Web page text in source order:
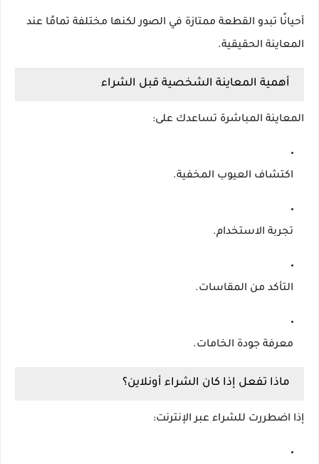
أحيانًا تبدو القطعة ممتازة في الصور لكنها مختلفة تمامًا عند
المعاينة الحقيقية.
أهمية المعاينة الشخصية قبل الشراء
المعاينة المباشرة تساعدك على:
اكتشاف العيوب المخفية.
تجربة الاستخدام.
التأكد من المقاسات.
معرفة جودة الخامات.
ماذا تفعل إذا كان الشراء أونلاين؟
إذا اضطررت للشراء عبر الإنترنت: